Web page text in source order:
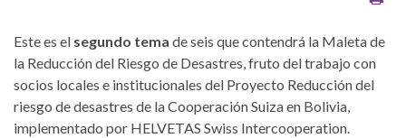
Este es el segundo tema de seis que contendrá la Maleta de
la Reducción del Riesgo de Desastres, fruto del trabajo con
socios locales e institucionales del Proyecto Reducción del
riesgo de desastres de la Cooperación Suiza en Bolivia,
implementado por HELVETAS Swiss Intercooperation.